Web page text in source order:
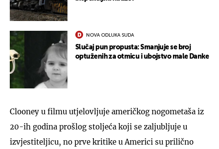
NOVA ODLUKA SUDA
Slučaj pun propusta: Smanjuje se broj
optuženih za otmicu i ubojstvo male Danke
Clooney u filmu utjelovljuje američkog nogometaša iz
20-ih godina prošlog stoljeća koji se zaljubljuje u
izvjestiteljicu, no prve kritike u Americi su prilično